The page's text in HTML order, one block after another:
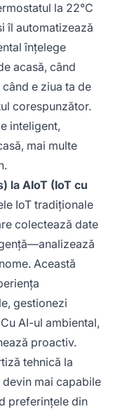
la 22°C
îl automatizează
înțelege
acasă, când
e ziua ta de
corespunzător.
inteligent,
mai multe
la AIoT (IoT cu
IoT tradiționale
colectează date
Această
gestionezi
AI-ul ambiental,
proactiv.
tehnică la
mai capabile
preferințele din